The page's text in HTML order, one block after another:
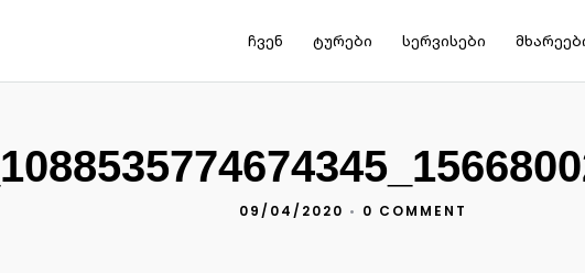
ჩვენ ტურები სერვისები
09/04/2020 • 0 COMMENT